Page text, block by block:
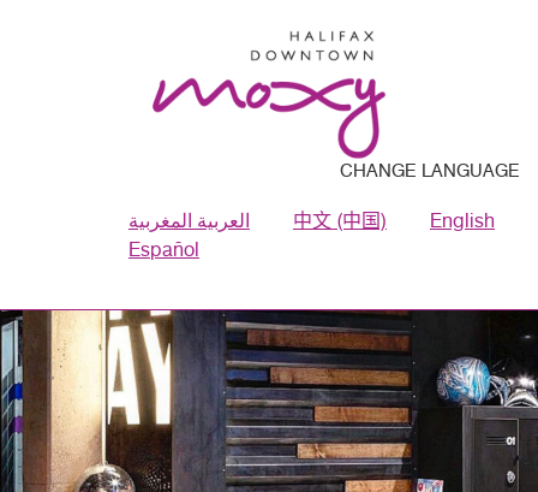
CHANGE LANGUAGE
العربية المغربية 中文 (中国)
English
Español